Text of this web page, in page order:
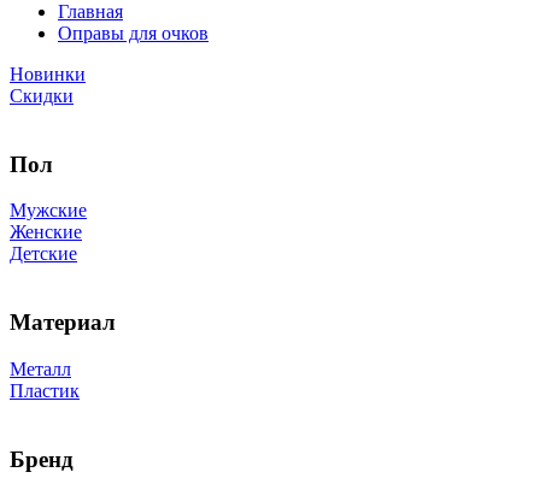
Главная
Оправы для очков
Новинки
Скидки
Пол
Мужские
Женские
Детские
Материал
Металл
Пластик
Бренд